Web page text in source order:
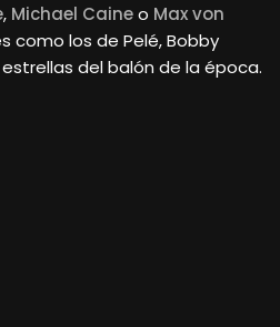
, Michael Caineo Max von
como los de Pelé, Bobby
del balón de la época.